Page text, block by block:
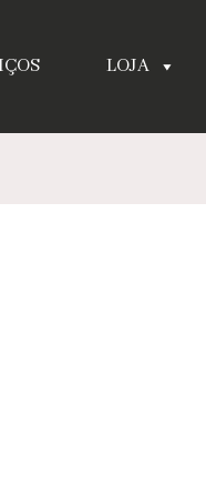
LOJA